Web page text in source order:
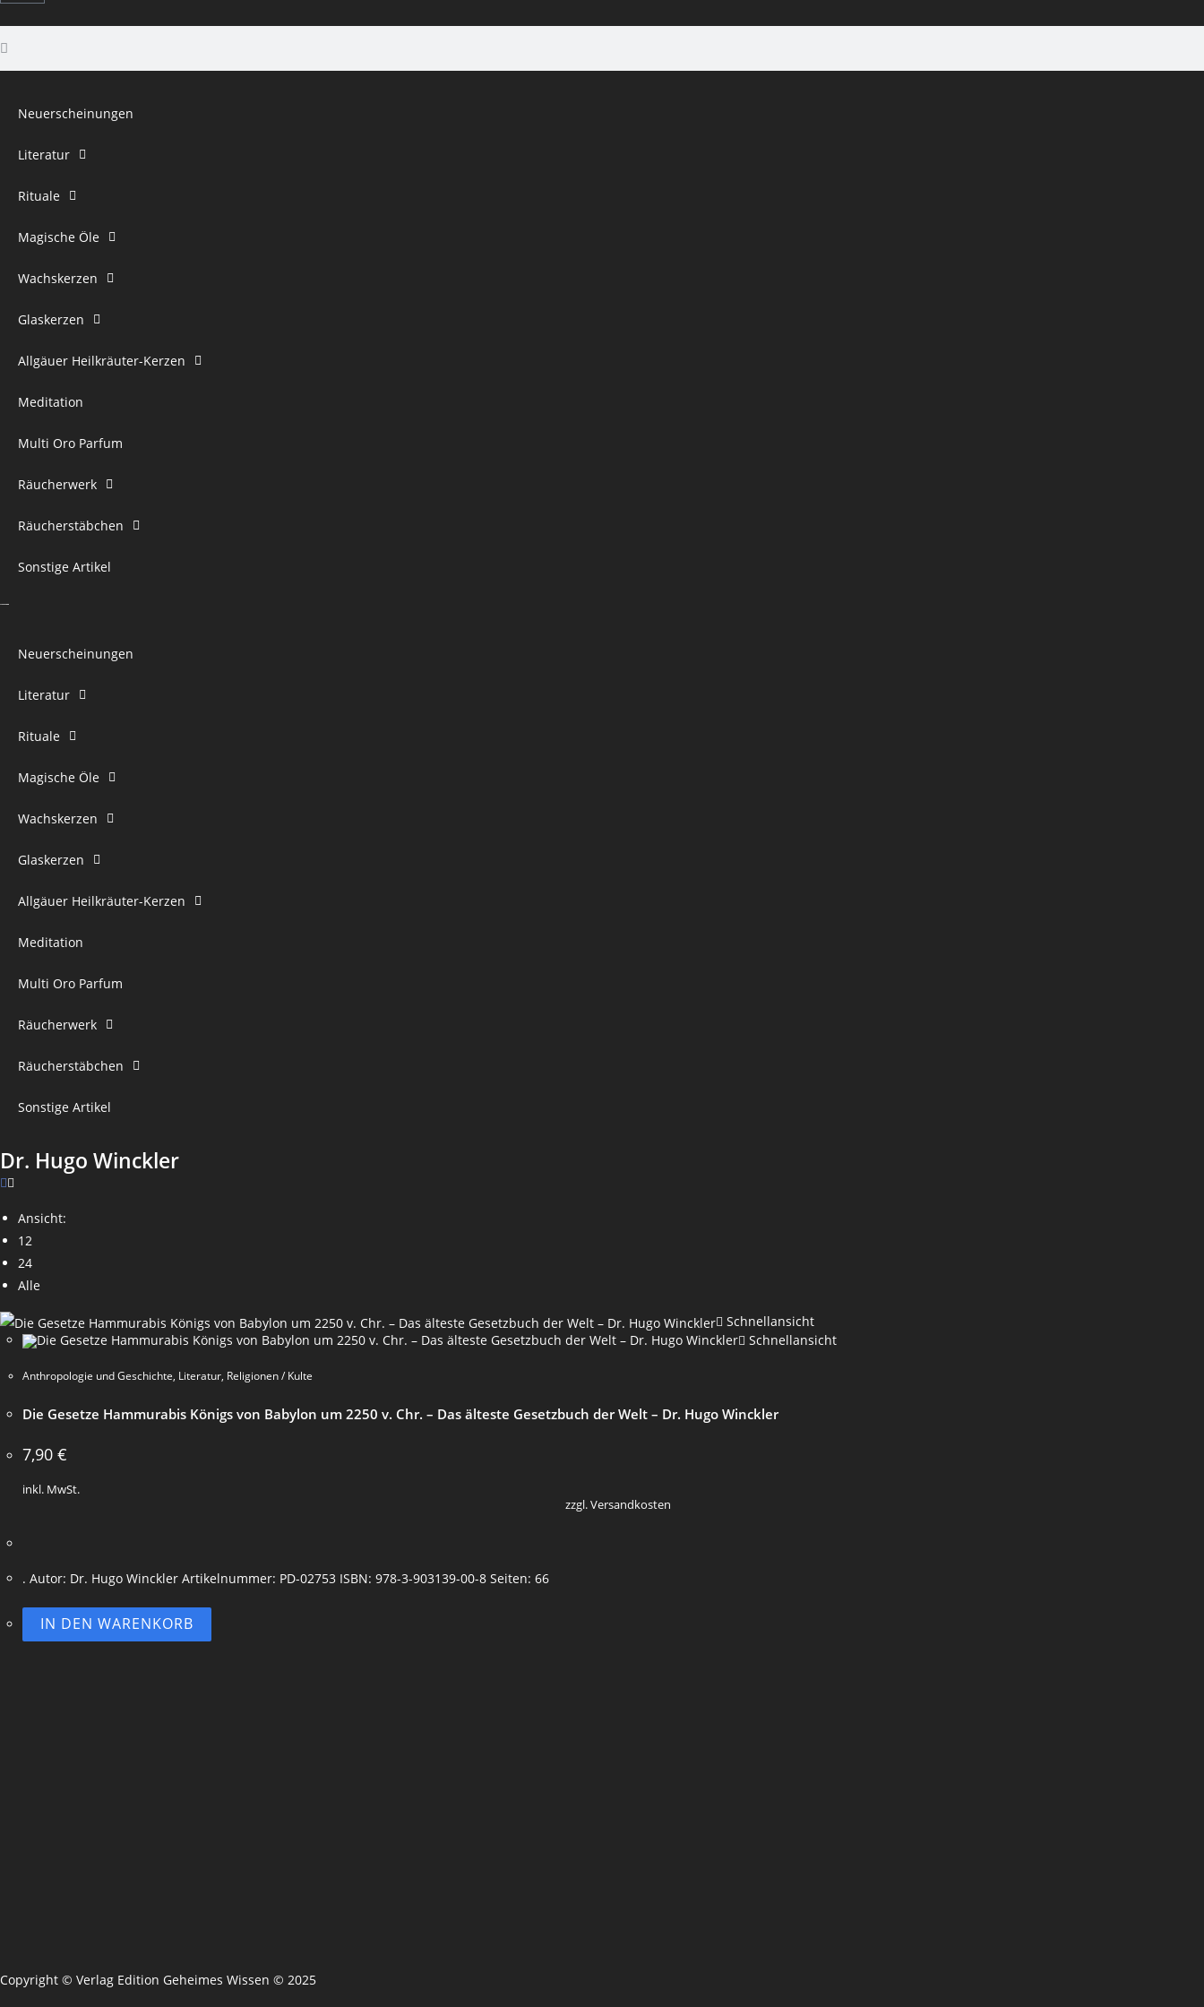
Neuerscheinungen
Literatur
Rituale
Magische Öle
Wachskerzen
Glaskerzen
Allgäuer Heilkräuter-Kerzen
Meditation
Multi Oro Parfum
Räucherwerk
Räucherstäbchen
Sonstige Artikel
Neuerscheinungen
Literatur
Rituale
Magische Öle
Wachskerzen
Glaskerzen
Allgäuer Heilkräuter-Kerzen
Meditation
Multi Oro Parfum
Räucherwerk
Räucherstäbchen
Sonstige Artikel
Dr. Hugo Winckler
Ansicht:
12
24
Alle
Schnellansicht
Schnellansicht
Anthropologie und Geschichte, Literatur, Religionen / Kulte
Die Gesetze Hammurabis Königs von Babylon um 2250 v. Chr. – Das älteste Gesetzbuch der Welt – Dr. Hugo Winckler
7,90 €
inkl. MwSt.
zzgl. Versandkosten
. Autor: Dr. Hugo Winckler Artikelnummer: PD-02753 ISBN: 978-3-903139-00-8 Seiten: 66
IN DEN WARENKORB
Copyright © Verlag Edition Geheimes Wissen © 2025